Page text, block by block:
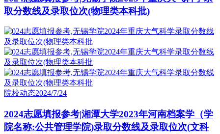
取分数线及录取位次(物理类本科批)
院校动态2024/7/24
2024志愿填报参考|湘潭大学2023年河南档案学（学
院名称:公共管理学院)录取分数线及录取位次(文科